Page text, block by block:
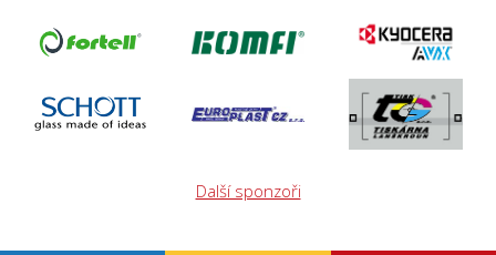
Další sponzoři